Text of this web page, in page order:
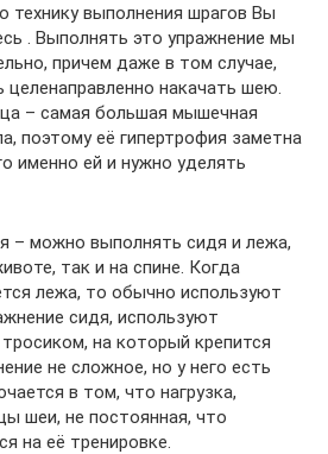
выполнения шрагов Вы
. Выполнять это упражнение мы
причем даже в том случае,
накачать шею.
– самая большая мышечная
поэтому её гипертрофия заметна
именно ей и нужно уделять
– можно выполнять сидя и лежа,
так и на спине. Когда
лежа, то обычно используют
сидя, используют
на который крепится
не сложное, но у него есть
в том, что нагрузка,
шеи, не постоянная, что
на её тренировке.